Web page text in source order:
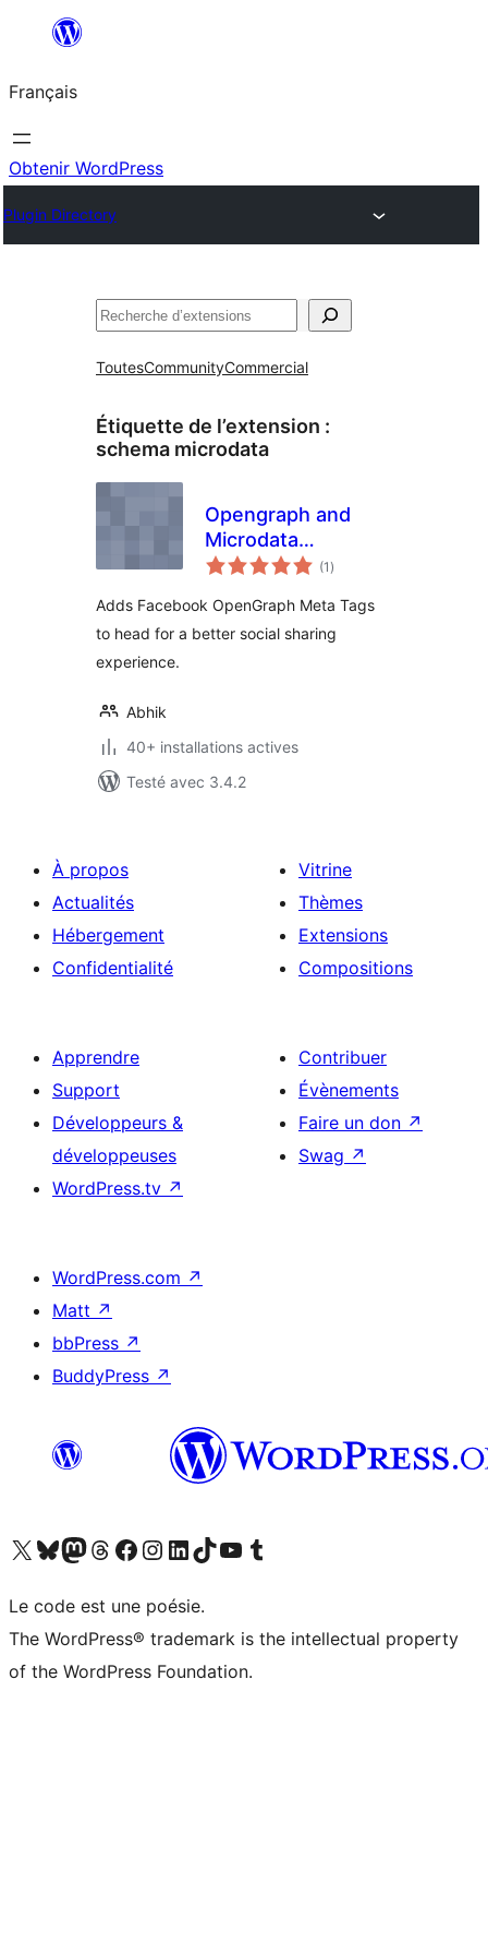
contenu
Français
Obtenir WordPress
Plugin Directory
Rechercher
ToutesCommunityCommercial
Étiquette de l’extension :
schema microdata
Opengraph and
Microdata
Generator
(1 notes
en
)
Adds Facebook OpenGraph Meta Tags
to head for a better social sharing
experience.
Abhik
40+ installations actives
Testé avec 3.4.2
À propos
Actualités
Hébergement
Confidentialité
Vitrine
Thèmes
Extensions
Compositions
Apprendre
Support
Développeurs &
développeuses
WordPress.tv ↗
Contribuer
Évènements
Faire un don ↗
Swag ↗
WordPress.com ↗
Matt ↗
bbPress ↗
BuddyPress ↗
Visitez notre compte X (précédemment Twitter)
Visiter notre compte Bluesky
Visiter notre compte Mastodon
Visiter notre compte Threads
Consulter notre compte Facebook
Consulter notre compte Instagram
Consulter notre compte LinkedIn
Visiter notre compte TokTok
Visiter notre chaîne YouTube
Visiter notre compte Tumblr
Le code est une poésie.
The WordPress® trademark is the intellectual property
of the WordPress Foundation.